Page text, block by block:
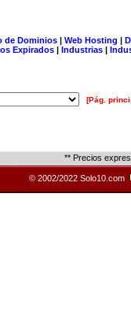
de Dominios| Web Hosting |
Expirados | Industrias |
[Pág.
** Precios
© 2002/2022 Solo10.com